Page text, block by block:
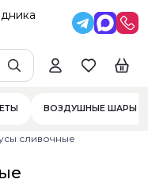
ВОЗДУШНЫЕ ШАРЫ
сливочные